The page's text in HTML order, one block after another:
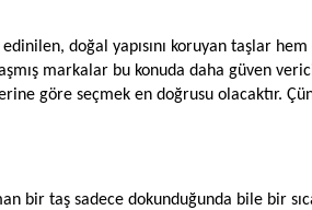
edinilen, doğal yapısını koruyan taşlar
markalar bu konuda daha güven
göre seçmek en doğrusu olacaktır.
bir taş sadece dokunduğunda bile bir